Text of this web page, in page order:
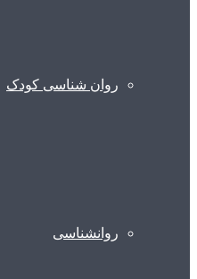
روان شناسی کودک
روانشناسی